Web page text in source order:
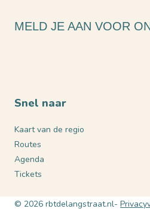
MELD JE AAN VOOR
Snel naar
Kaart van de regio
Routes
Agenda
Tickets
© 2026 rbtdelangstraat.nl